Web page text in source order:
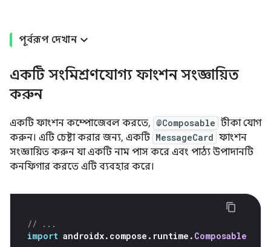
পূর্বরূপ দেখান
একটি সংমিশ্রণযোগ্য ফাংশন সংজ্ঞায়িত
করুন
একটি ফাংশন কম্পোজেবল করতে, @Composable টীকা যোগ
করুন। এটি চেষ্টা করার জন্য, একটি MessageCard ফাংশন
সংজ্ঞায়িত করুন যা একটি নাম পাস করে এবং পাঠ্য উপাদানটি
কনফিগার করতে এটি ব্যবহার করে।
// ...
import androidx. compose . runtime . Composable